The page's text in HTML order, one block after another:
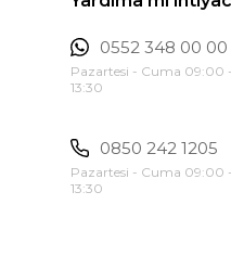
0552 348 00 00
Pazartesi - Cuma 09:00
13:30
0850 242 1205
Pazartesi - Cuma 09:00
13:30